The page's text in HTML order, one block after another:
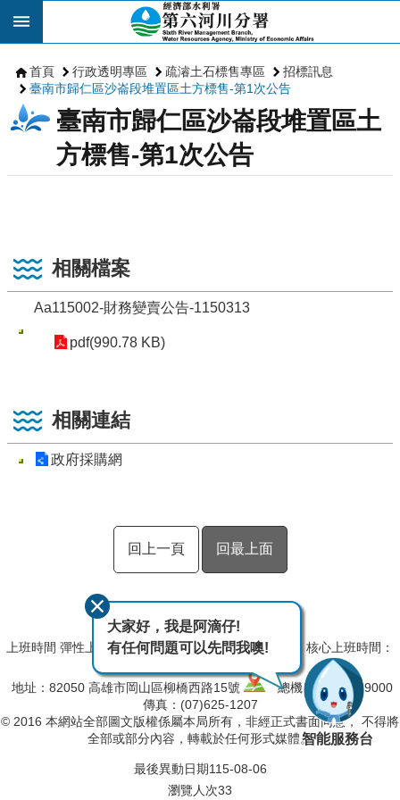
跳到主要內容區塊
首頁 行政透明專區 疏濬土石標售專區
招標訊息
臺南市歸仁區沙崙段堆置區土方標售-第1次公告
臺南市歸仁區沙崙段堆置區土
方標售-第1次公告
相關檔案
Aa115002-財務變賣公告-1150313
pdf(990.78 KB)
相關連結
政府採購網
回上一頁 回最上面
上班時間 彈性上班時間：08:00~09:00,17:00~18:00﹔核心上班時間：
地址：82050 高雄市岡山區柳橋西路15號
總機：(07)627-9000
傳真：(07)625-1207
© 2016 本網站全部圖文版權係屬本局所有，非經正式書面同意， 不得將
全部或部分內容，轉載於任何形式媒體。
最後異動日期115-08-06
瀏覽人次33
大家好，我是阿滴仔!
有任何問題可以先問我噢!
智能服務台